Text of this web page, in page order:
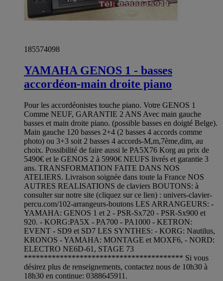
185574098
YAMAHA GENOS 1 - basses
accordéon-main droite piano
Pour les accordéonistes touche piano. Votre GENOS 1
Comme NEUF, GARANTIE 2 ANS Avec main gauche
basses et main droite piano. (possible basses en doigté Belge).
Main gauche 120 basses 2+4 (2 basses 4 accords comme
photo) ou 3+3 soit 2 basses 4 accords-M,m,7ème,dim, au
choix. Possibilité de faire aussi le PA5X76 Korg au prix de
5490€ et le GENOS 2 à 5990€ NEUFS livrés et garantie 3
ans. TRANSFORMATION FAITE DANS NOS
ATELIERS. Livraison soignée dans toute la France NOS
AUTRES REALISATIONS de claviers BOUTONS: à
consulter sur notre site (cliquez sur ce lien) : univers-clavier-
percu.com/102-arrangeurs-boutons LES ARRANGEURS: -
YAMAHA: GENOS 1 et 2 - PSR-Sx720 - PSR-Sx900 et
920. - KORG:PA5X - PA700 - PA1000 - KETRON:
EVENT - SD9 et SD7 LES SYNTHES: - KORG: Nautilus,
KRONOS - YAMAHA: MONTAGE et MOXF6, - NORD:
ELECTRO NE6D-61, STAGE 73
**************************************** Si vous
désirez plus de renseignements, contactez nous de 10h30 à
18h30 en continue: 0388645911.